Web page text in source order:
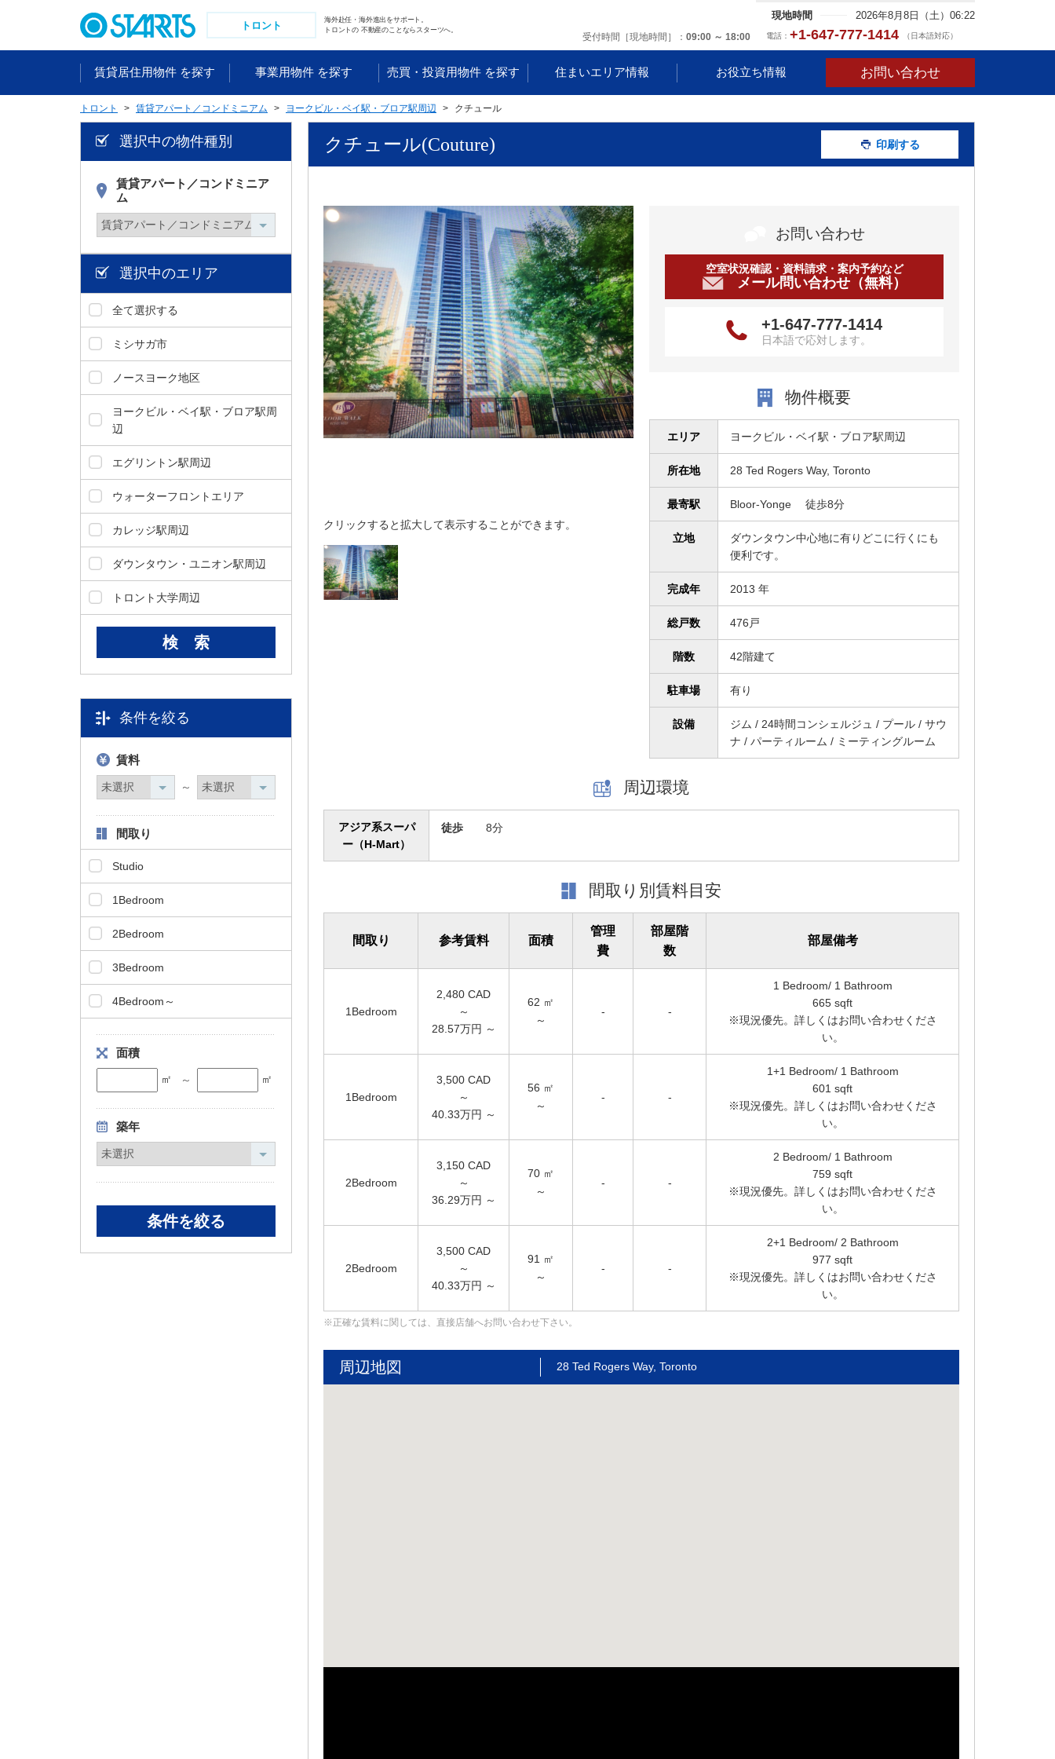
移
トロント
海外赴任・海外進出をサポート。
トロントの 不動産のことならスターツへ。
現地時間 2026年8月8日（土）06:22
受付時間［現地時間］ 09:00 ～ 18:00 電話： +1-647-777-1414 （日本語対応）
賃貸居住用物件 を探す 事業用物件 を探す 売買・投資用物件 を探す 住まいエリア情報 お役立ち情報 お問い合わせ
トロント 賃貸アパート／コンドミニアム ヨークビル・ベイ駅・ブロア駅周辺 クチュール
選択中の物件種別
賃貸アパート／コンドミニア
ム
選択中のエリア
全て選択する
ミシサガ市
ノースヨーク地区
ヨークビル・ベイ駅・ブロア駅周
辺
エグリントン駅周辺
ウォーターフロントエリア
カレッジ駅周辺
ダウンタウン・ユニオン駅周辺
トロント大学周辺
条件を絞る
賃料
～
間取り
Studio
1Bedroom
2Bedroom
3Bedroom
4Bedroom～
面積
㎡ ～ ㎡
築年
クチュール(Couture) 印刷する
クリックすると拡大して表示することができます。
お問い合わせ
空室状況確認・資料請求・案内予約など
メール問い合わせ（無料）
+1-647-777-1414
日本語で応対します。
物件概要
エリア ヨークビル・ベイ駅・ブロア駅周辺
所在地 28 Ted Rogers Way, Toronto
最寄駅 Bloor-Yonge 徒歩8分
立地
ダウンタウン中心地に有りどこに行くにも
便利です。
完成年 2013 年
総戸数 476戸
階数 42階建て
駐車場 有り
設備
ジム / 24時間コンシェルジュ / プール / サウ
ナ / パーティルーム / ミーティングルーム
周辺環境
アジア系スーパ
ー（H-Mart）
徒歩 8分
間取り別賃料目安
間取り 参考賃料 面積
管理
費
部屋階
数
部屋備考
1Bedroom
2,480 CAD
～
28.57万円 ～
62 ㎡
～
- -
1 Bedroom/ 1 Bathroom
665 sqft
※現況優先。詳しくはお問い合わせくださ
い。
1Bedroom
3,500 CAD
～
40.33万円 ～
56 ㎡
～
- -
1+1 Bedroom/ 1 Bathroom
601 sqft
※現況優先。詳しくはお問い合わせくださ
い。
2Bedroom
3,150 CAD
～
36.29万円 ～
70 ㎡
～
- -
2 Bedroom/ 1 Bathroom
759 sqft
※現況優先。詳しくはお問い合わせくださ
い。
2Bedroom
3,500 CAD
～
40.33万円 ～
91 ㎡
～
- -
2+1 Bedroom/ 2 Bathroom
977 sqft
※現況優先。詳しくはお問い合わせくださ
い。
正確な賃料に関しては、直接店舗へお問い合わせ下さい。
周辺地図 28 Ted Rogers Way, Toronto